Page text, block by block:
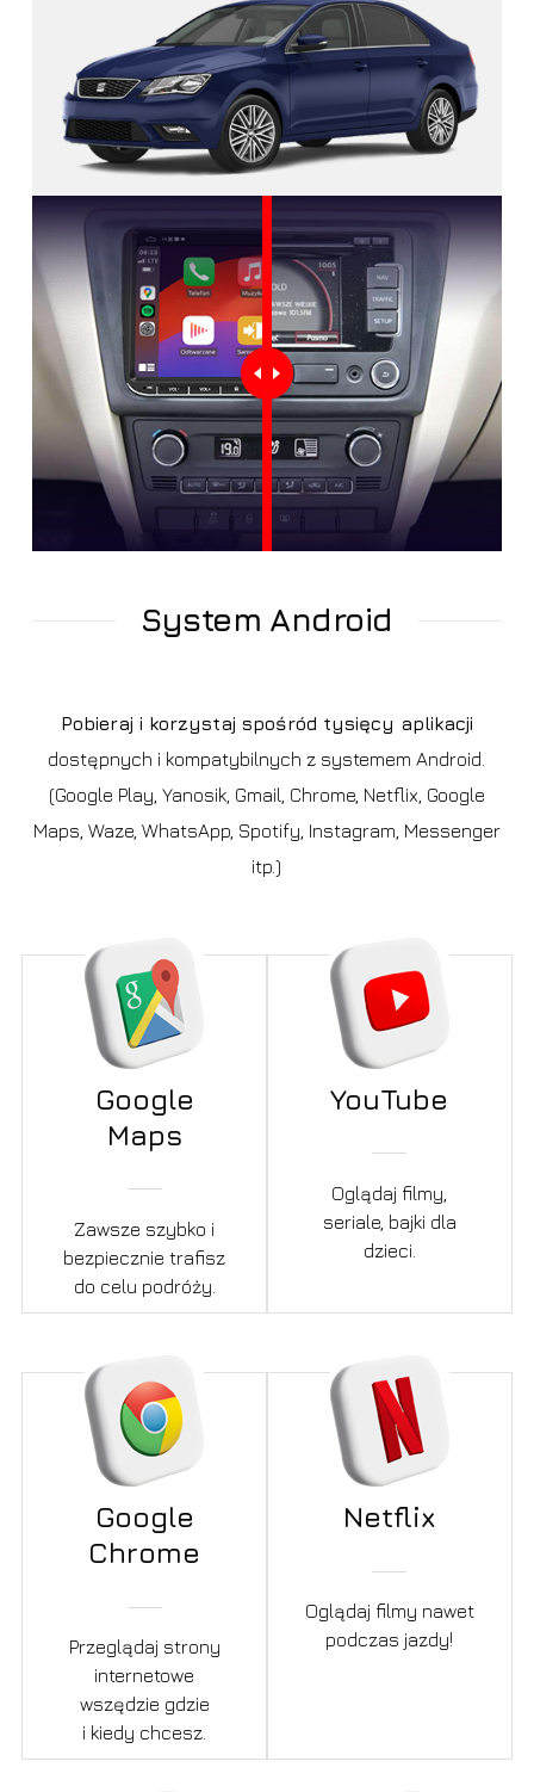
System Android
Pobieraj i korzystaj spośród tysięcy aplikacji
dostępnych i kompatybilnych z systemem Android.
(Google Play, Yanosik, Gmail, Chrome, Netflix, Google
Maps, Waze, WhatsApp, Spotify, Instagram, Messenger
itp.)
Google
Maps
Zawsze szybko i
bezpiecznie trafisz
do celu podróży.
YouTube
Oglądaj filmy,
seriale, bajki dla
dzieci.
Google
Chrome
Przeglądaj strony
internetowe
wszędzie gdzie
i kiedy chcesz.
Netflix
Oglądaj filmy nawet
podczas jazdy!